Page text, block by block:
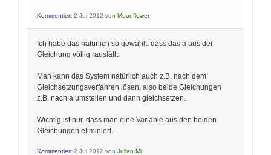
Kommentiert 2 Jul 2012 von Moonflower
Ich habe das natürlich so gewählt, dass das a aus der
Gleichung völlig rausfällt.
Man kann das System natürlich auch z.B. nach dem
Gleichsetzungsverfahren lösen, also beide Gleichungen
z.B. nach a umstellen und dann gleichsetzen.
Wichtig ist nur, dass man eine Variable aus den beiden
Gleichungen eliminiert.
Kommentiert 2 Jul 2012 von Julian Mi